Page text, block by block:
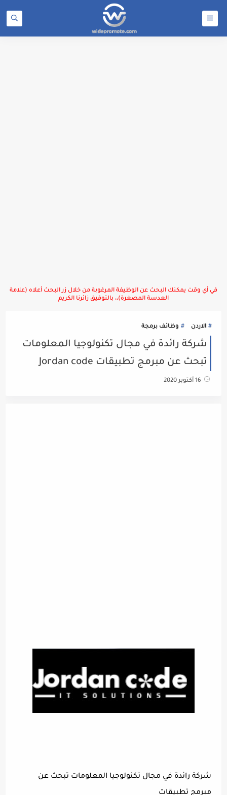
في أي وقت يمكنك البحث عن الوظيفة المرغوبة من خلال زر البحث أعلاه (علامة
العدسة المصغرة)،، بالتوفيق زائرنا الكريم
الاردن وظائف برمجة
شركة رائدة في مجال تكنولوجيا المعلومات
تبحث عن مبرمج تطبيقات Jordan code
16 أكتوبر 2020
شركة رائدة في مجال تكنولوجيا المعلومات تبحث عن
مبرمج تطبيقات